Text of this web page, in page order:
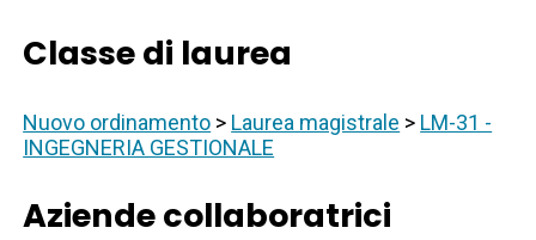
Classe di laurea
Nuovo ordinamento > Laurea magistrale > LM-31 -
INGEGNERIA GESTIONALE
Aziende collaboratrici